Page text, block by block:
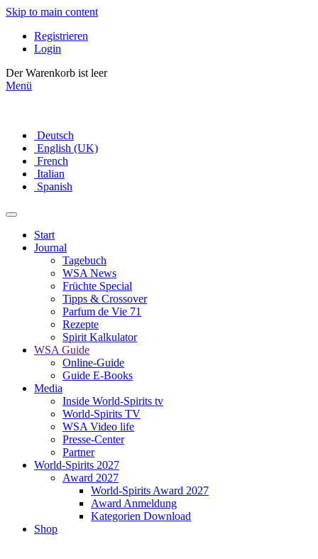
Skip to main content
Registrieren
Login
Der Warenkorb ist leer
Menü
Deutsch
English (UK)
French
Italian
Spanish
Start
Journal
Tagebuch
WSA News
Früchte Special
Tipps & Crossover
Parfum de Vie 71
Rezepte
Spirit Kalkulator
WSA Guide
Online-Guide
Guide E-Books
Media
Inside World-Spirits tv
World-Spirits TV
WSA Video life
Presse-Center
Partner
World-Spirits 2027
Award 2027
World-Spirits Award 2027
Award Anmeldung
Kategorien Download
Shop